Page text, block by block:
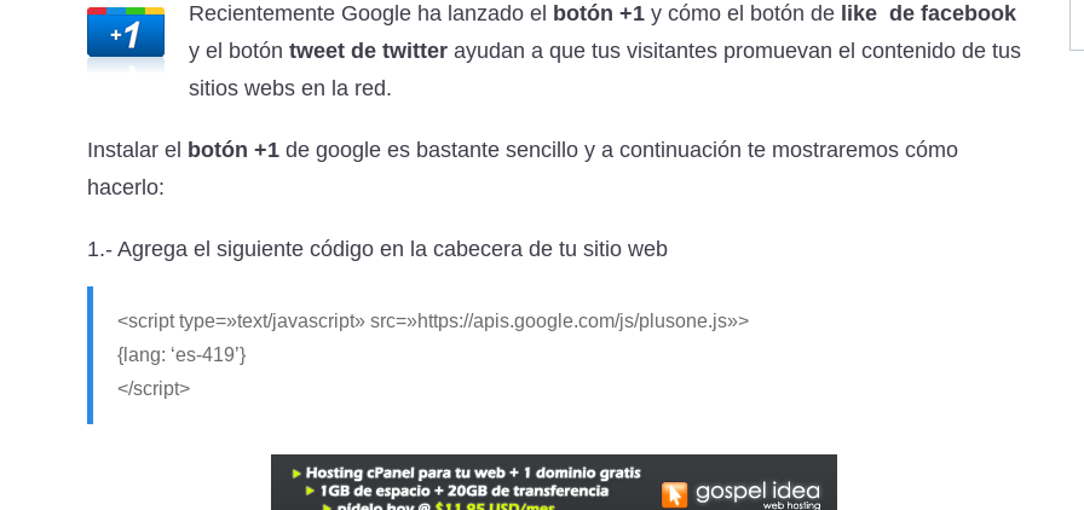
Recientemente Google ha lanzado el botón +1 y cómo el botón de like de facebook
y el botón tweet de twitter ayudan a que tus visitantes promuevan el contenido de tus
sitios webs en la red.
Instalar el botón +1 de google es bastante sencillo y a continuación te mostraremos cómo
hacerlo:
1.- Agrega el siguiente código en la cabecera de tu sitio web
<script type=»text/javascript» src=»https://apis.google.com/js/plusone.js»>
{lang: ‘es-419’}
</script>